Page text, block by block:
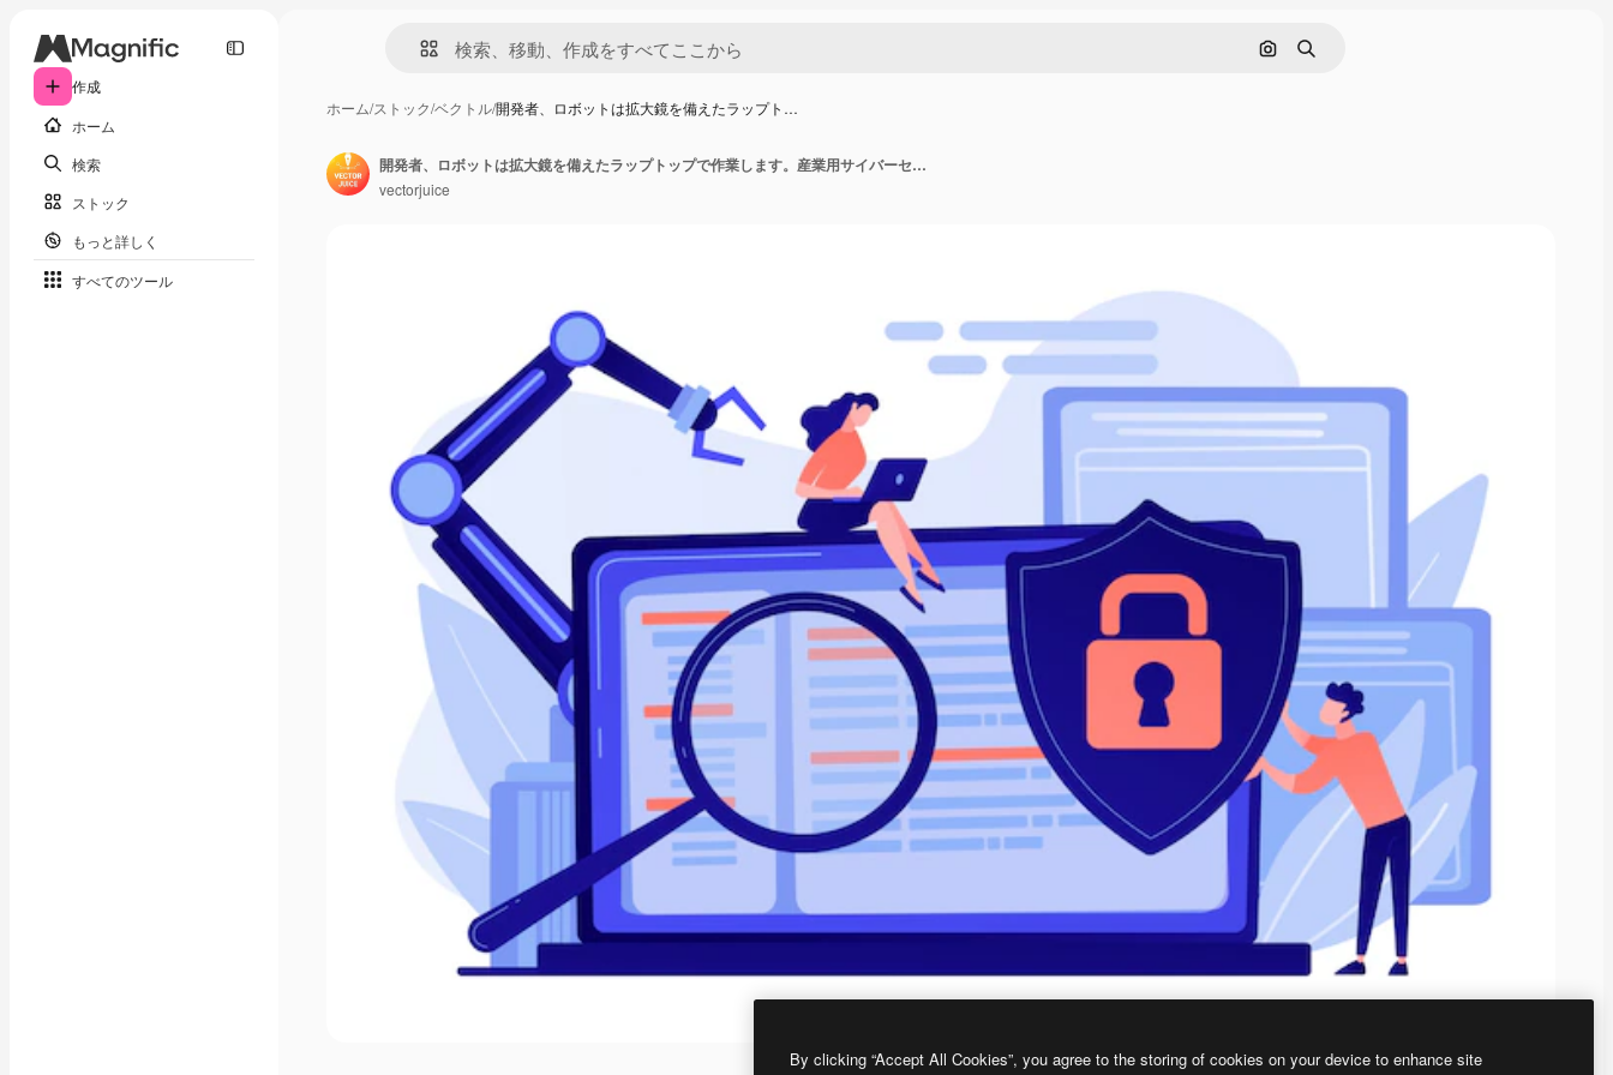
作成
ホーム
検索
ストック
もっと詳しく
すべてのツール
画像で検索
検索
ホーム/ストック/ベクトル/開発者、ロボットは拡大鏡を備えたラップト…
開発者、ロボットは拡大鏡を備えたラップトップで作業します。産業用サイバーセキュリティ、産業用ロボットマルウェア、産業用ロボットの概念の保護
vectorjuice
By clicking “Accept All Cookies”, you agree to the storing of cookies on your device to enhance site